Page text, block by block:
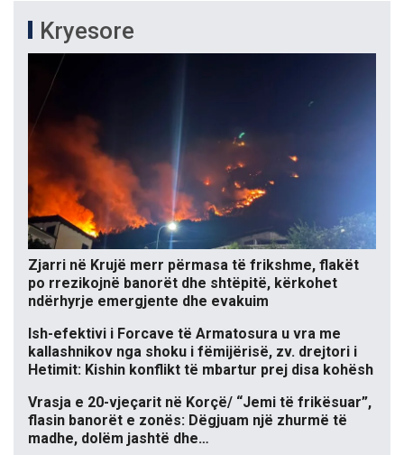
Kryesore
Zjarri në Krujë merr përmasa të frikshme, flakët
po rrezikojnë banorët dhe shtëpitë, kërkohet
ndërhyrje emergjente dhe evakuim
Ish-efektivi i Forcave të Armatosura u vra me
kallashnikov nga shoku i fëmijërisë, zv. drejtori i
Hetimit: Kishin konflikt të mbartur prej disa kohësh
Vrasja e 20-vjeçarit në Korçë/ “Jemi të frikësuar”,
flasin banorët e zonës: Dëgjuam një zhurmë të
madhe, dolëm jashtë dhe…